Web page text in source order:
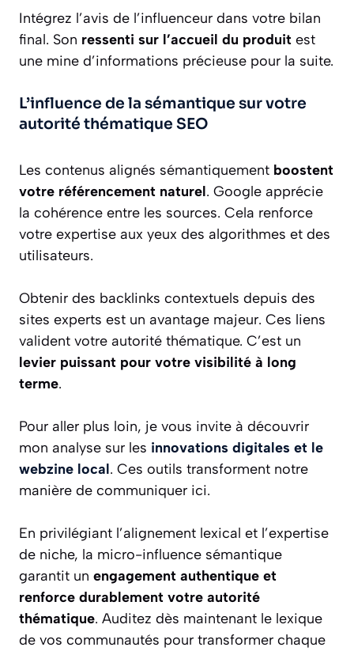
Intégrez l’avis de l’influenceur dans votre bilan
final. Son ressenti sur l’accueil du produit est
une mine d’informations précieuse pour la suite.
L’influence de la sémantique sur votre
autorité thématique SEO
Les contenus alignés sémantiquement boostent
votre référencement naturel. Google apprécie
la cohérence entre les sources. Cela renforce
votre expertise aux yeux des algorithmes et des
utilisateurs.
Obtenir des backlinks contextuels depuis des
sites experts est un avantage majeur. Ces liens
valident votre autorité thématique. C’est un
levier puissant pour votre visibilité à long
terme.
Pour aller plus loin, je vous invite à découvrir
mon analyse sur les innovations digitales et le
webzine local. Ces outils transforment notre
manière de communiquer ici.
En privilégiant l’alignement lexical et l’expertise
de niche, la micro-influence sémantique
garantit un engagement authentique et
renforce durablement votre autorité
thématique. Auditez dès maintenant le lexique
de vos communautés pour transformer chaque